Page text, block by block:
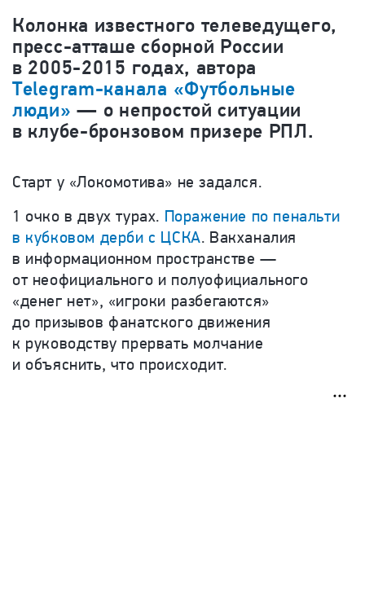
Колонка известного телеведущего,
пресс-атташе сборной России
в 2005-2015 годах, автора
Telegram-канала «Футбольные
люди» — о непростой ситуации
в клубе-бронзовом призере РПЛ.
Старт у «Локомотива» не задался.
1 очко в двух турах. Поражение по пенальти
в кубковом дерби с ЦСКА. Вакханалия
в информационном пространстве —
от неофициального и полуофициального
«денег нет», «игроки разбегаются»
до призывов фанатского движения
к руководству прервать молчание
и объяснить, что происходит.